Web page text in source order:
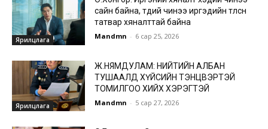
Ярилцлага
сайн байна, төдий чинээ иргэдийн төлсөн
татвар хяналттай байна
Mandmn - 6 сар 25, 2026
Ярилцлага
Ж.НЯМДУЛАМ: НИЙТИЙН АЛБАН
ТУШААЛД ХҮЙСИЙН ТЭНЦВЭРТЭЙ
ТОМИЛГОО ХИЙХ ХЭРЭГТЭЙ
Mandmn - 5 сар 27, 2026